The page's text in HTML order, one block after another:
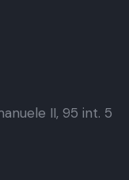
II, 95 int. 5